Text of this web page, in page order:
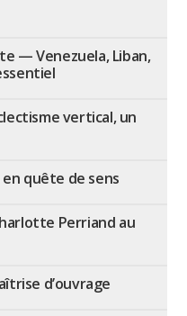
— Venezuela, Liban,
vertical, un
quête de sens
Perriand au
d’ouvrage